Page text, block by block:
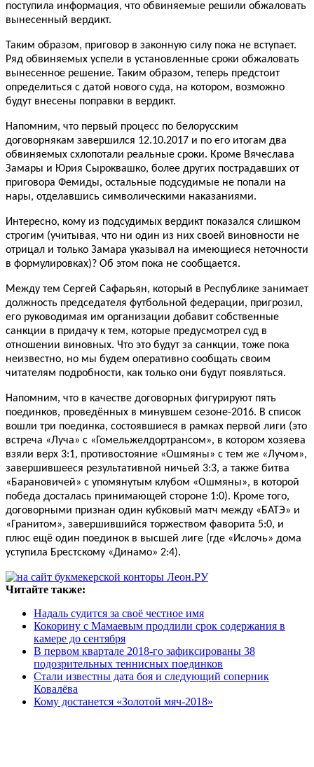
поступила информация, что обвиняемые решили обжаловать
вынесенный вердикт.
Таким образом, приговор в законную силу пока не вступает.
Ряд обвиняемых успели в установленные сроки обжаловать
вынесенное решение. Таким образом, теперь предстоит
определиться с датой нового суда, на котором, возможно
будут внесены поправки в вердикт.
Напомним, что первый процесс по белорусским
договорнякам завершился 12.10.2017 и по его итогам два
обвиняемых схлопотали реальные сроки. Кроме Вячеслава
Замары и Юрия Сыроквашко, более других пострадавших от
приговора Фемиды, остальные подсудимые не попали на
нары, отделавшись символическими наказаниями.
Интересно, кому из подсудимых вердикт показался слишком
строгим (учитывая, что ни один из них своей виновности не
отрицал и только Замара указывал на имеющиеся неточности
в формулировках)? Об этом пока не сообщается.
Между тем Сергей Сафарьян, который в Республике занимает
должность председателя футбольной федерации, пригрозил,
его руководимая им организации добавит собственные
санкции в придачу к тем, которые предусмотрел суд в
отношении виновных. Что это будут за санкции, тоже пока
неизвестно, но мы будем оперативно сообщать своим
читателям подробности, как только они будут появляться.
Напомним, что в качестве договорных фигурируют пять
поединков, проведённых в минувшем сезоне-2016. В список
вошли три поединка, состоявшиеся в рамках первой лиги (это
встреча «Луча» с «Гомельжелдортрансом», в котором хозяева
взяли верх 3:1, противостояние «Ошмяны» с тем же «Лучом»,
завершившееся результативной ничьей 3:3, а также битва
«Барановичей» с упомянутым клубом «Ошмяны», в которой
победа досталась принимающей стороне 1:0). Кроме того,
договорными признан один кубковый матч между «БАТЭ» и
«Гранитом», завершившийся торжеством фаворита 5:0, и
плюс ещё один поединок в высшей лиге (где «Ислочь» дома
уступила Брестскому «Динамо» 2:4).
Читайте также:
Надаль судится за своё честное имя
Кокорину с Мамаевым продлили срок содержания в
камере до сентября
В первом квартале 2018-го зафиксированы 38
подозрительных теннисных поединков
Стали известны дата боя и следующий соперник
Ковалёва
Кому достанется «Золотой мяч-2018»